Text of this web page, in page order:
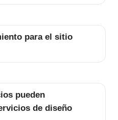
para el sitio
pueden
de diseño